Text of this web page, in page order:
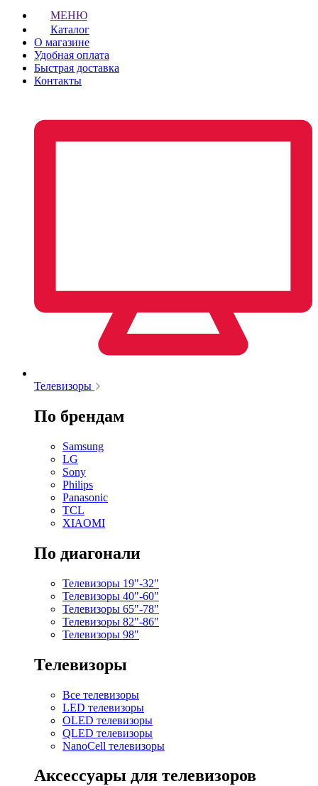
МЕНЮ
Каталог
О магазине
Удобная оплата
Быстрая доставка
Контакты
Телевизоры
По брендам
Samsung
LG
Sony
Philips
Panasonic
TCL
XIAOMI
По диагонали
Телевизоры 19"-32"
Телевизоры 40"-60"
Телевизоры 65"-78"
Телевизоры 82"-86"
Телевизоры 98"
Телевизоры
Все телевизоры
LED телевизоры
OLED телевизоры
QLED телевизоры
NanoCell телевизоры
Аксессуары для телевизоров